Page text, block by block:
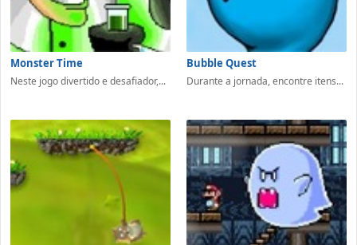
Monster Time
Neste jogo divertido e desafiador,...
Bubble Quest
Durante a jornada, encontre itens...